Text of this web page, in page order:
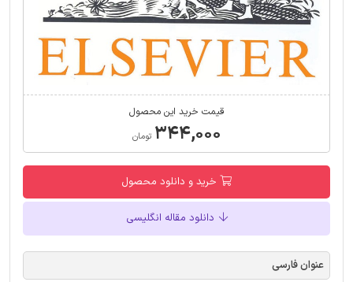
قیمت خرید این محصول
۳۴۴,۰۰۰ تومان
خرید و دانلود محصول
دانلود مقاله انگلیسی
عنوان فارسی